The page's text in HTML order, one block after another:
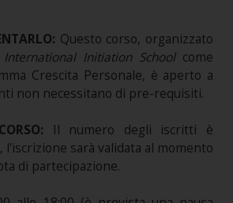
Questo corso, organizzato
International Initiation Schoolcome
Crescita Personale, è aperto a
non necessitano di pre-requisiti.
Il numero degli iscritti è
sarà validata al momento
di partecipazione.